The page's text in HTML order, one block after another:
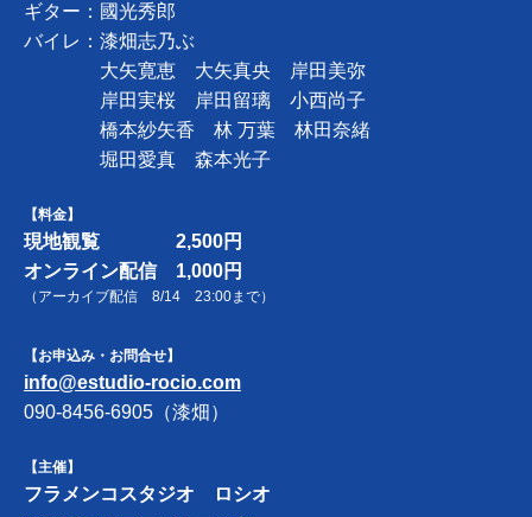
ギター：國光秀郎
バイレ： 漆畑志乃ぶ
大矢寛恵 大矢真央
岸田美弥
岸田実桜
岸田留璃 小西尚子
橋本紗矢香 林 万葉 林田奈緒
堀田愛真 森本光子
【料金】
現地観覧 2,500円
オンライン配信 1,000円
（アーカイブ配信 8/14 23:00まで）
【お申込み・お問合せ】
info@estudio-rocio.com
090-8456-6905（漆畑）
【主催】
フラメンコスタジオ ロシオ